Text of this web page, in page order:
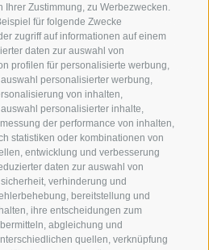
Zustimmung, zu Werbezwecken.
für folgende Zwecke
zugriff auf informationen auf einem
daten zur auswahl von
profilen für personalisierte werbung,
personalisierter werbung,
von inhalten,
personalisierter inhalte,
der performance von inhalten,
statistiken oder kombinationen von
entwicklung und verbesserung
daten zur auswahl von
verhinderung und
bereitstellung und
ihre entscheidungen zum
abgleichung und
quellen, verknüpfung
Südtirol
Rennradfahren in
Südtirol
Radwege in Südtirol
Bikeshops & Verleihe
Bike-Schulen
Tourenzentrale
Zum